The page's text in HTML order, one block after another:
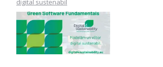
digital sustenabil